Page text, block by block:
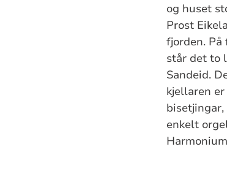
og huset
Prost
fjorden. På
står det to
Sandeid.
kjellaren
enkelt